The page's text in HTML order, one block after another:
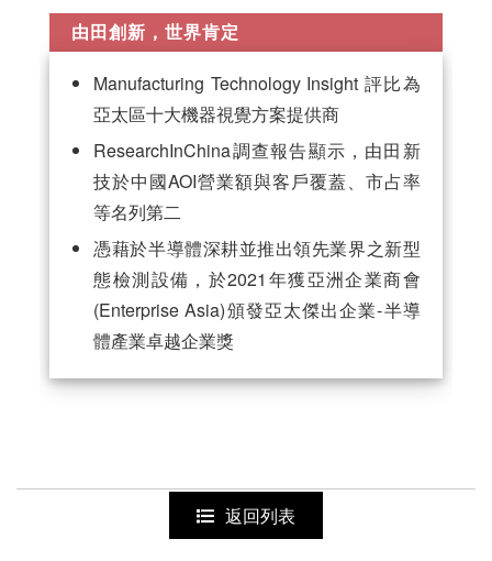
由田創新，世界肯定
Manufacturing Technology Insight 評比為
亞太區十大機器視覺方案提供商
ResearchInChina調查報告顯示，由田新
技於中國AOI營業額與客戶覆蓋、市占率
等名列第二
憑藉於半導體深耕並推出領先業界之新型
態檢測設備，於2021年獲亞洲企業商會
(Enterprise Asia)頒發亞太傑出企業-半導
體產業卓越企業獎
返回列表